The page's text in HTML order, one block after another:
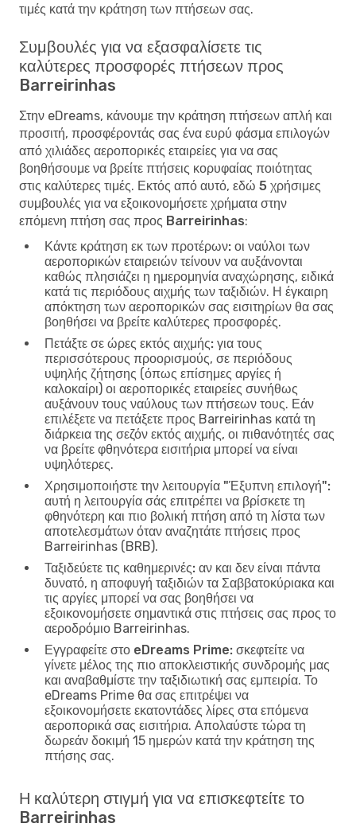
τιμές κατά την κράτηση των πτήσεων σας.
Συμβουλές για να εξασφαλίσετε τις
καλύτερες προσφορές πτήσεων προς
Barreirinhas
Στην eDreams, κάνουμε την κράτηση πτήσεων απλή και
προσιτή, προσφέροντάς σας ένα ευρύ φάσμα επιλογών
από χιλιάδες αεροπορικές εταιρείες για να σας
βοηθήσουμε να βρείτε πτήσεις κορυφαίας ποιότητας
στις καλύτερες τιμές. Εκτός από αυτό, εδώ 5 χρήσιμες
συμβουλές για να εξοικονομήσετε χρήματα στην
επόμενη πτήση σας προς Barreirinhas:
Κάντε κράτηση εκ των προτέρων: οι ναύλοι των
αεροπορικών εταιρειών τείνουν να αυξάνονται
καθώς πλησιάζει η ημερομηνία αναχώρησης, ειδικά
κατά τις περιόδους αιχμής των ταξιδιών. Η έγκαιρη
απόκτηση των αεροπορικών σας εισιτηρίων θα σας
βοηθήσει να βρείτε καλύτερες προσφορές.
Πετάξτε σε ώρες εκτός αιχμής: για τους
περισσότερους προορισμούς, σε περιόδους
υψηλής ζήτησης (όπως επίσημες αργίες ή
καλοκαίρι) οι αεροπορικές εταιρείες συνήθως
αυξάνουν τους ναύλους των πτήσεων τους. Εάν
επιλέξετε να πετάξετε προς Barreirinhas κατά τη
διάρκεια της σεζόν εκτός αιχμής, οι πιθανότητές σας
να βρείτε φθηνότερα εισιτήρια μπορεί να είναι
υψηλότερες.
Χρησιμοποιήστε την λειτουργία "Έξυπνη επιλογή":
αυτή η λειτουργία σάς επιτρέπει να βρίσκετε τη
φθηνότερη και πιο βολική πτήση από τη λίστα των
αποτελεσμάτων όταν αναζητάτε πτήσεις προς
Barreirinhas (BRB).
Ταξιδεύετε τις καθημερινές: αν και δεν είναι πάντα
δυνατό, η αποφυγή ταξιδιών τα Σαββατοκύριακα και
τις αργίες μπορεί να σας βοηθήσει να
εξοικονομήσετε σημαντικά στις πτήσεις σας προς το
αεροδρόμιο Barreirinhas.
Εγγραφείτε στο eDreams Prime: σκεφτείτε να
γίνετε μέλος της πιο αποκλειστικής συνδρομής μας
και αναβαθμίστε την ταξιδιωτική σας εμπειρία. Το
eDreams Prime θα σας επιτρέψει να
εξοικονομήσετε εκατοντάδες λίρες στα επόμενα
αεροπορικά σας εισιτήρια. Απολαύστε τώρα τη
δωρεάν δοκιμή 15 ημερών κατά την κράτηση της
πτήσης σας.
Η καλύτερη στιγμή για να επισκεφτείτε το
Barreirinhas